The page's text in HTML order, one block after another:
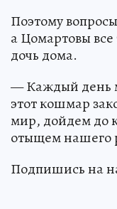
Поэтому
а Цомартовы
дочь дома.
— Каждый день
этот кошмар
мир, дойдем до
отыщем нашего
Подпишись на